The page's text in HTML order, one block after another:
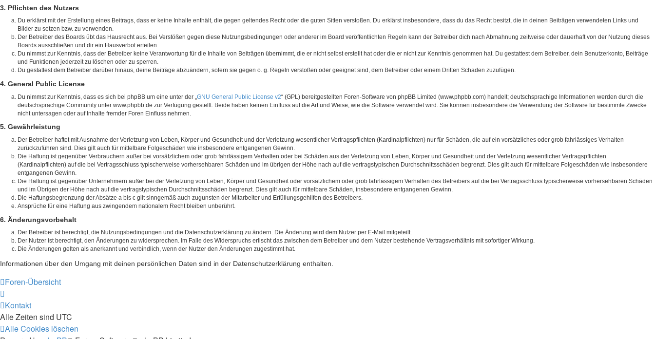
3. Pflichten des Nutzers
Du erklärst mit der Erstellung eines Beitrags, dass er keine Inhalte enthält, die gegen geltendes Recht oder die guten Sitten verstoßen. Du erklärst insbesondere, dass du das Recht besitzt, die in deinen Beiträgen verwendeten Links und
Bilder zu setzen bzw. zu verwenden.
Der Betreiber des Boards übt das Hausrecht aus. Bei Verstößen gegen diese Nutzungsbedingungen oder anderer im Board veröffentlichten Regeln kann der Betreiber dich nach Abmahnung zeitweise oder dauerhaft von der Nutzung dieses
Boards ausschließen und dir ein Hausverbot erteilen.
Du nimmst zur Kenntnis, dass der Betreiber keine Verantwortung für die Inhalte von Beiträgen übernimmt, die er nicht selbst erstellt hat oder die er nicht zur Kenntnis genommen hat. Du gestattest dem Betreiber, dein Benutzerkonto, Beiträge
und Funktionen jederzeit zu löschen oder zu sperren.
Du gestattest dem Betreiber darüber hinaus, deine Beiträge abzuändern, sofern sie gegen o. g. Regeln verstoßen oder geeignet sind, dem Betreiber oder einem Dritten Schaden zuzufügen.
4. General Public License
Du nimmst zur Kenntnis, dass es sich bei phpBB um eine unter der „ GNU General Public License v2“ (GPL) bereitgestellten Foren-Software von phpBB Limited (www.phpbb.com) handelt; deutschsprachige Informationen werden durch die
deutschsprachige Community unter www.phpbb.de zur Verfügung gestellt. Beide haben keinen Einfluss auf die Art und Weise, wie die Software verwendet wird. Sie können insbesondere die Verwendung der Software für bestimmte Zwecke
nicht untersagen oder auf Inhalte fremder Foren Einfluss nehmen.
5. Gewährleistung
Der Betreiber haftet mit Ausnahme der Verletzung von Leben, Körper und Gesundheit und der Verletzung wesentlicher Vertragspflichten (Kardinalpflichten) nur für Schäden, die auf ein vorsätzliches oder grob fahrlässiges Verhalten
zurückzuführen sind. Dies gilt auch für mittelbare Folgeschäden wie insbesondere entgangenen Gewinn.
Die Haftung ist gegenüber Verbrauchern außer bei vorsätzlichem oder grob fahrlässigem Verhalten oder bei Schäden aus der Verletzung von Leben, Körper und Gesundheit und der Verletzung wesentlicher Vertragspflichten
(Kardinalpflichten) auf die bei Vertragsschluss typischerweise vorhersehbaren Schäden und im übrigen der Höhe nach auf die vertragstypischen Durchschnittsschäden begrenzt. Dies gilt auch für mittelbare Folgeschäden wie insbesondere
entgangenen Gewinn.
Die Haftung ist gegenüber Unternehmern außer bei der Verletzung von Leben, Körper und Gesundheit oder vorsätzlichem oder grob fahrlässigem Verhalten des Betreibers auf die bei Vertragsschluss typischerweise vorhersehbaren Schäden
und im Übrigen der Höhe nach auf die vertragstypischen Durchschnittsschäden begrenzt. Dies gilt auch für mittelbare Schäden, insbesondere entgangenen Gewinn.
Die Haftungsbegrenzung der Absätze a bis c gilt sinngemäß auch zugunsten der Mitarbeiter und Erfüllungsgehilfen des Betreibers.
Ansprüche für eine Haftung aus zwingendem nationalem Recht bleiben unberührt.
6. Änderungsvorbehalt
Der Betreiber ist berechtigt, die Nutzungsbedingungen und die Datenschutzerklärung zu ändern. Die Änderung wird dem Nutzer per E-Mail mitgeteilt.
Der Nutzer ist berechtigt, den Änderungen zu widersprechen. Im Falle des Widerspruchs erlischt das zwischen dem Betreiber und dem Nutzer bestehende Vertragsverhältnis mit sofortiger Wirkung.
Die Änderungen gelten als anerkannt und verbindlich, wenn der Nutzer den Änderungen zugestimmt hat.
Informationen über den Umgang mit deinen persönlichen Daten sind in der Datenschutzerklärung enthalten.
Foren-Übersicht
Kontakt
Alle Zeiten sind UTC
Alle Cookies löschen